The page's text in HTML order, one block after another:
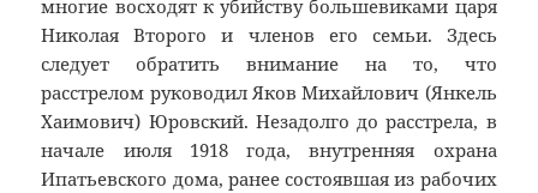
многие восходят к убийству большевиками царя
Николая Второго и членов его семьи. Здесь
следует обратить внимание на то, что
расстрелом руководил Яков Михайлович (Янкель
Хаимович) Юровский. Незадолго до расстрела, в
начале июля 1918 года, внутренняя охрана
Ипатьевского дома, ранее состоявшая из рабочих